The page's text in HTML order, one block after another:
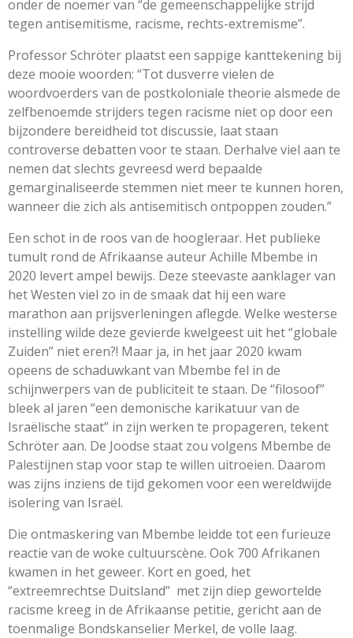
onder de noemer van “de gemeenschappelijke strijd
tegen antisemitisme, racisme, rechts-extremisme”.
Professor Schröter plaatst een sappige kanttekening bij
deze mooie woorden: “Tot dusverre vielen de
woordvoerders van de postkoloniale theorie alsmede de
zelfbenoemde strijders tegen racisme niet op door een
bijzondere bereidheid tot discussie, laat staan
controverse debatten voor te staan. Derhalve viel aan te
nemen dat slechts gevreesd werd bepaalde
gemarginaliseerde stemmen niet meer te kunnen horen,
wanneer die zich als antisemitisch ontpoppen zouden.”
Een schot in de roos van de hoogleraar. Het publieke
tumult rond de Afrikaanse auteur Achille Mbembe in
2020 levert ampel bewijs. Deze steevaste aanklager van
het Westen viel zo in de smaak dat hij een ware
marathon aan prijsverleningen aflegde. Welke westerse
instelling wilde deze gevierde kwelgeest uit het “globale
Zuiden” niet eren?! Maar ja, in het jaar 2020 kwam
opeens de schaduwkant van Mbembe fel in de
schijnwerpers van de publiciteit te staan. De “filosoof”
bleek al jaren “een demonische karikatuur van de
Israëlische staat” in zijn werken te propageren, tekent
Schröter aan. De Joodse staat zou volgens Mbembe de
Palestijnen stap voor stap te willen uitroeien. Daarom
was zijns inziens de tijd gekomen voor een wereldwijde
isolering van Israël.
Die ontmaskering van Mbembe leidde tot een furieuze
reactie van de woke cultuurscène. Ook 700 Afrikanen
kwamen in het geweer. Kort en goed, het
“extreemrechtse Duitsland” met zijn diep gewortelde
racisme kreeg in de Afrikaanse petitie, gericht aan de
toenmalige Bondskanselier Merkel, de volle laag.